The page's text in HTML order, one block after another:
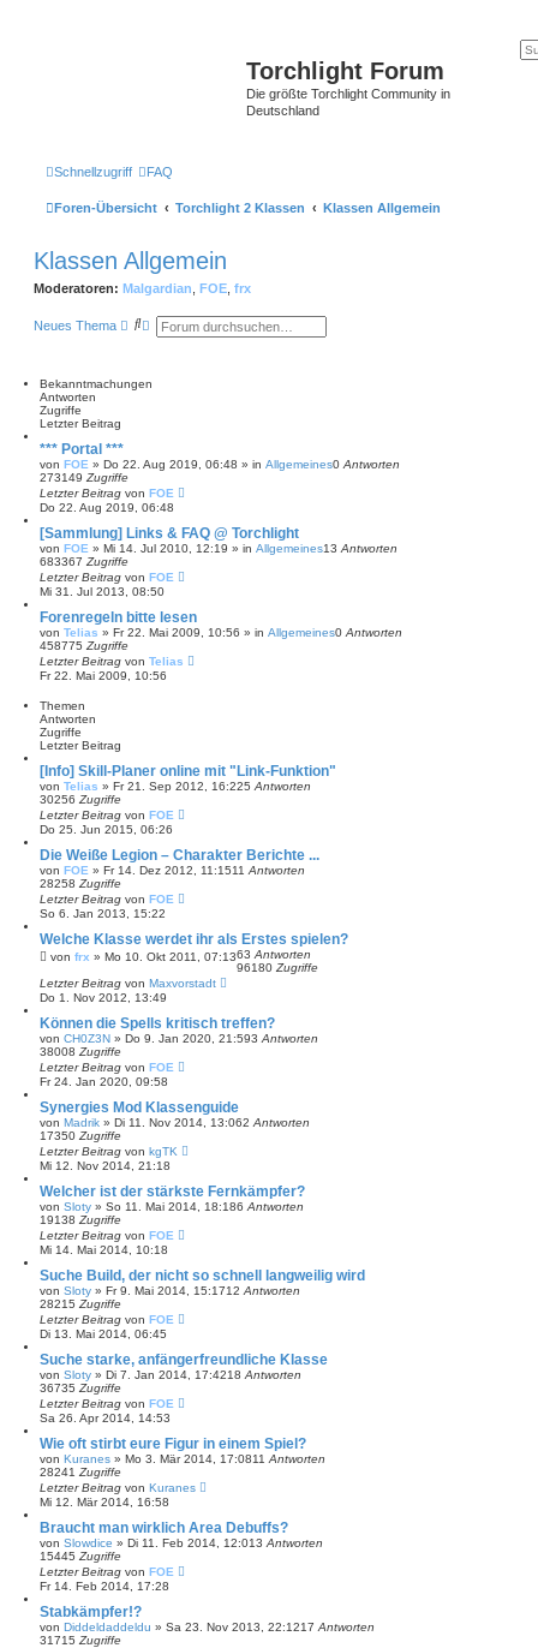
Torchlight Forum
Die größte Torchlight Community in
Deutschland
Schnellzugriff FAQ
Foren-Übersicht Torchlight 2 Klassen Klassen Allgemein
Klassen Allgemein
Moderatoren: Malgardian FOE frx
Neues Thema
S
e
E
i
S
c
h
Bekanntmachungen
Antworten
Zugriffe
Letzter Beitrag
*** Portal ***
von FOE » Do 22. Aug 2019, 06:48 » in Allgemeines0 Antworten
273149 Zugriffe
Letzter Beitrag von FOE
Do 22. Aug 2019, 06:48
[Sammlung] Links & FAQ @ Torchlight
von FOE » Mi 14. Jul 2010, 12:19 » in Allgemeines13 Antworten
683367 Zugriffe
Letzter Beitrag von FOE
Mi 31. Jul 2013, 08:50
Forenregeln bitte lesen
von Telias » Fr 22. Mai 2009, 10:56 » in Allgemeines0 Antworten
458775 Zugriffe
Letzter Beitrag von Telias
Fr 22. Mai 2009, 10:56
Themen
Antworten
Zugriffe
Letzter Beitrag
[Info] Skill-Planer online mit "Link-Funktion"
von Telias » Fr 21. Sep 2012, 16:225 Antworten
30256 Zugriffe
Letzter Beitrag von FOE
Do 25. Jun 2015, 06:26
Die Weiße Legion – Charakter Berichte ...
von FOE » Fr 14. Dez 2012, 11:1511 Antworten
28258 Zugriffe
Letzter Beitrag von FOE
So 6. Jan 2013, 15:22
Welche Klasse werdet ihr als Erstes spielen?
von frx » Mo 10. Okt 2011, 07:1363 Antworten
96180 Zugriffe
Letzter Beitrag von Maxvorstadt
Do 1. Nov 2012, 13:49
Können die Spells kritisch treffen?
von CH0Z3N » Do 9. Jan 2020, 21:593 Antworten
38008 Zugriffe
Letzter Beitrag von FOE
Fr 24. Jan 2020, 09:58
Synergies Mod Klassenguide
von Madrik » Di 11. Nov 2014, 13:062 Antworten
17350 Zugriffe
Letzter Beitrag von kgTK
Mi 12. Nov 2014, 21:18
Welcher ist der stärkste Fernkämpfer?
von Sloty » So 11. Mai 2014, 18:186 Antworten
19138 Zugriffe
Letzter Beitrag von FOE
Mi 14. Mai 2014, 10:18
Suche Build, der nicht so schnell langweilig wird
von Sloty » Fr 9. Mai 2014, 15:1712 Antworten
28215 Zugriffe
Letzter Beitrag von FOE
Di 13. Mai 2014, 06:45
Suche starke, anfängerfreundliche Klasse
von Sloty » Di 7. Jan 2014, 17:4218 Antworten
36735 Zugriffe
Letzter Beitrag von FOE
Sa 26. Apr 2014, 14:53
Wie oft stirbt eure Figur in einem Spiel?
von Kuranes » Mo 3. Mär 2014, 17:0811 Antworten
28241 Zugriffe
Letzter Beitrag von Kuranes
Mi 12. Mär 2014, 16:58
Braucht man wirklich Area Debuffs?
von Slowdice » Di 11. Feb 2014, 12:013 Antworten
15445 Zugriffe
Letzter Beitrag von FOE
Fr 14. Feb 2014, 17:28
Stabkämpfer!?
von Diddeldaddeldu » Sa 23. Nov 2013, 22:1217 Antworten
31715 Zugriffe